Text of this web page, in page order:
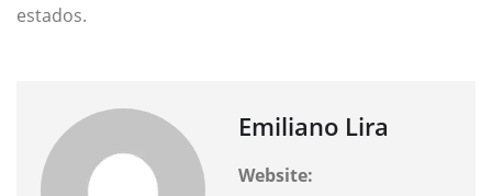
estados.
Emiliano Lira
Website: